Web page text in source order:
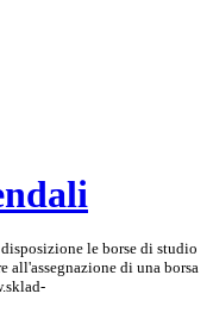
le borse di studio
all'assegnazione di una borsa